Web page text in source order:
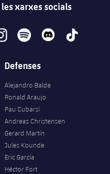
xarxes socials
spotify discord tiktok
Defenses
Alejandro Balde
Ronald Araujo
Pau Cubarsí
Andreas Christensen
Gerard Martín
Jules Kounde
Eric García
Héctor Fort